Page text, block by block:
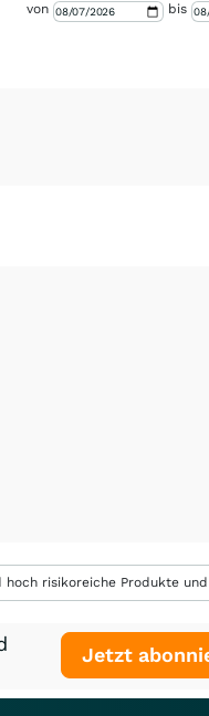
von
bis
risikoreiche Produkte
Jetzt